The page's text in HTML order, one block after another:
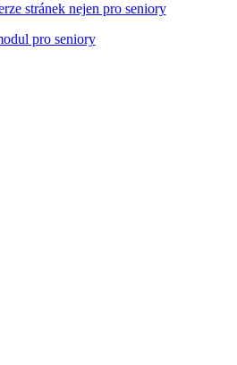
stránek nejen pro seniory